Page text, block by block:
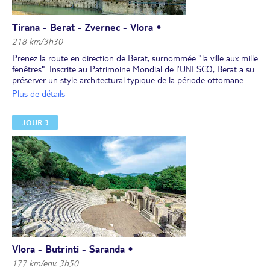
Tirana - Berat - Zvernec - Vlora •
218 km/3h30
Prenez la route en direction de Berat, surnommée "la ville aux mille
fenêtres". Inscrite au Patrimoine Mondial de l’UNESCO, Berat a su
préserver un style architectural typique de la période ottomane.
Baladez-vous dans ses vieilles rues en escalier bordées de maisons
ainsi que des musées remarquables, comme le musée des icônes
d’Onufri et le musée d’ethnographie. Pour une vue panoramique
sur Berat, rendez-vous sur les hauteurs de la ville en visitant la
forteresse Kala construite au 13e siècle.
Puis vous rejoindrez Vlora, petit paradis balnéaire. En chemin, ne
manquez pas la petite île de Zvërnec, qui se trouve sur une lagune
de 9 hectares et n'est accessible que par un ponton. Son
monastère datant du 14e siècle vaut le détour. Nuit à l’hôtel dans
la région de Vlora.
Plus de détails
JOUR 3
Vlora - Butrinti - Saranda •
177 km/env. 3h50